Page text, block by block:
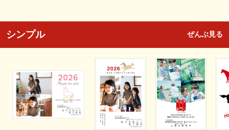
シンプル ぜんぶ見る